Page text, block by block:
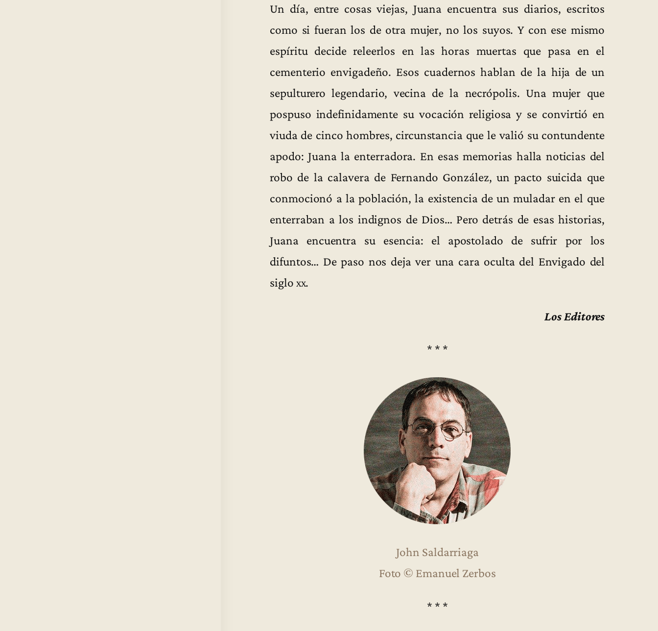
Un día, entre cosas viejas, Juana encuentra sus diarios, escritos
como si fueran los de otra mujer, no los suyos. Y con ese mismo
espíritu decide releerlos en las horas muertas que pasa en el
cementerio envigadeño. Esos cuadernos hablan de la hija de un
sepulturero legendario, vecina de la necrópolis. Una mujer que
pospuso indefinidamente su vocación religiosa y se convirtió en
viuda de cinco hombres, circunstancia que le valió su contundente
apodo: Juana la enterradora. En esas memorias halla noticias del
robo de la calavera de Fernando González, un pacto suicida que
conmocionó a la población, la existencia de un muladar en el que
enterraban a los indignos de Dios… Pero detrás de esas historias,
Juana encuentra su esencia: el apostolado de sufrir por los
difuntos… De paso nos deja ver una cara oculta del Envigado del
siglo xx.
Los Editores
* * *
John Saldarriaga
Foto © Emanuel Zerbos
* * *